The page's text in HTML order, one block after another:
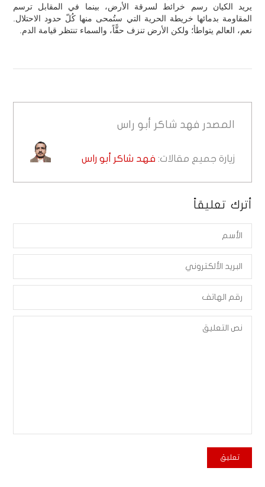
يريد الكيان رسم خرائط لسرقة الأرض، بينما في المقابل ترسم
المقاومة بدمائها خريطة الحرية التي ستُمحى منها كُلّ حدود الاحتلال.
نعم، العالم يتواطأ؛ ولكن الأرض تنزف حقًّاً، والسماء تنتظر قيامة الدم.
المصدر فهد شاكر أبو راس
زيارة جميع مقالات: فهد شاكر أبو راس
أترك تعليقاً